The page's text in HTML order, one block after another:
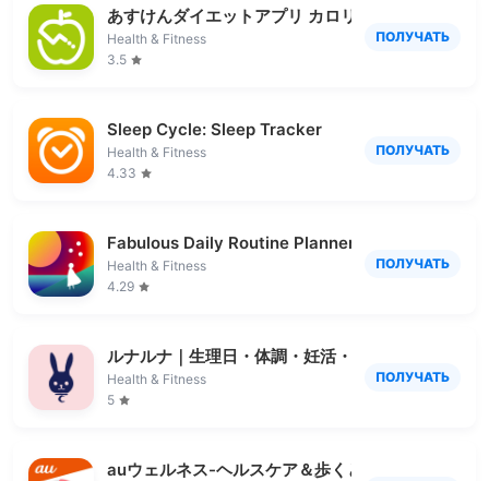
あすけんダイエットアプリ カロリー計算や食事記
Health & Fitness
3.5
ПОЛУЧАТЬ
Sleep Cycle: Sleep Tracker
Health & Fitness
4.33
ПОЛУЧАТЬ
Fabulous Daily Routine Planner
Health & Fitness
4.29
ПОЛУЧАТЬ
ルナルナ｜生理日・体調・妊活・基礎体温・ピル服
Health & Fitness
5
ПОЛУЧАТЬ
auウェルネス-ヘルスケア＆歩くとコイン(ポイン